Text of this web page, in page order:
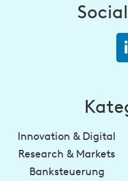
Innovation & Digital
Research & Markets
Banksteuerung